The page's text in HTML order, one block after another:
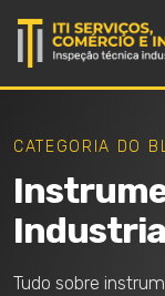
CATEGORIA DO
Tudo sobre